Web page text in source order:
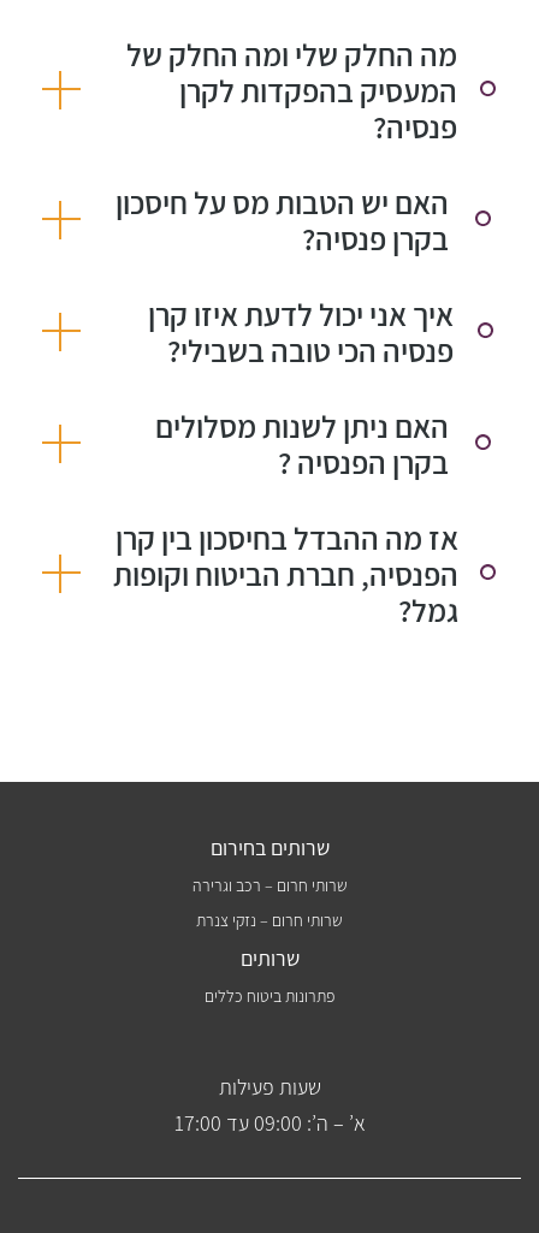
מה החלק שלי ומה החלק של
המעסיק בהפקדות לקרן
פנסיה?
האם יש הטבות מס על חיסכון
בקרן פנסיה?
איך אני יכול לדעת איזו קרן
פנסיה הכי טובה בשבילי?
האם ניתן לשנות מסלולים
בקרן הפנסיה ?
אז מה ההבדל בחיסכון בין קרן
הפנסיה, חברת הביטוח וקופות
גמל?
שרותים בחירום
שרותי חרום – רכב וגרירה
שרותי חרום – נזקי צנרת
שרותים
פתרונות ביטוח כללים
שעות פעילות
א’ – ה’: 09:00 עד 17:00